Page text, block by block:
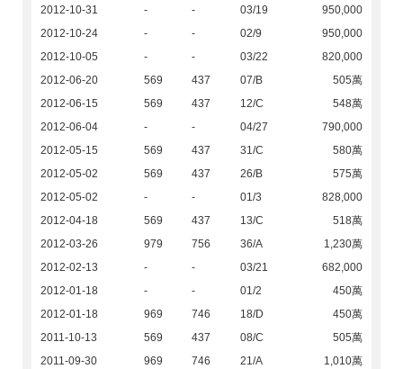
2012-10-31
- - 03/19
950,000
2012-10-24
- - 02/9
950,000
2012-10-05
- - 03/22
820,000
2012-06-20
569 437 07/B
505萬
2012-06-15
569 437 12/C
548萬
2012-06-04
- - 04/27
790,000
2012-05-15
569 437 31/C
580萬
2012-05-02
569 437 26/B
575萬
2012-05-02
- - 01/3
828,000
2012-04-18
569 437 13/C
518萬
2012-03-26
979 756 36/A
1,230萬
2012-02-13
- - 03/21
682,000
2012-01-18
- - 01/2
450萬
2012-01-18
969 746 18/D
450萬
2011-10-13
569 437 08/C
505萬
2011-09-30
969 746 21/A
1,010萬